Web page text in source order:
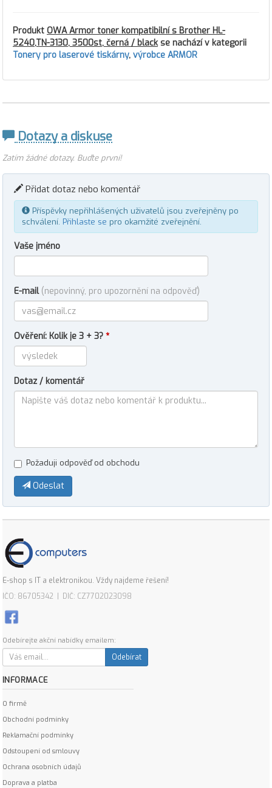
Produkt OWA Armor toner kompatibilní s Brother HL-
5240,TN-3130, 3500st, černá / blackse nachází v kategorii
Tonery pro laserové tiskárny, výrobce ARMOR
Dotazy a diskuse
Zatím žádné dotazy. Buďte první!
Přidat dotaz nebo komentář
Příspěvky nepřihlášených uživatelů jsou zveřejněny po
schválení. Přihlaste se pro okamžité zveřejnění.
Vaše jméno
E-mail (nepovinný, pro upozornění na odpověď)
Ověření: Kolik je 3 + 3? *
Dotaz / komentář
Požaduji odpověď od obchodu
Odeslat
E-shop s IT a elektronikou. Vždy najdeme řešení!
IČO: 86705342 | DIČ: CZ7702023098
Odebírejte akční nabídky emailem:
Odebírat
INFORMACE
O firmě
Obchodní podmínky
Reklamační podmínky
Odstoupení od smlouvy
Ochrana osobních údajů
Doprava a platba